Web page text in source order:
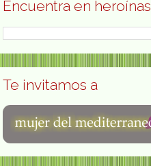
Encuentra en heroínas
Te invitamos a